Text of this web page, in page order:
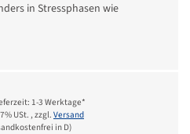
in Stressphasen wie
1-3 Werktage*
USt. , zzgl.Versand
in D)